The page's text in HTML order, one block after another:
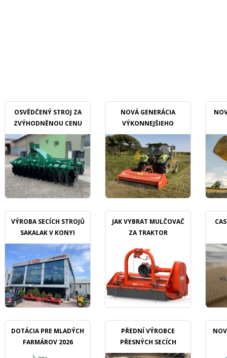
OSVĚDČENÝ STROJ ZA
ZVÝHODNĚNOU CENU
NOVÁ GENERÁCIA
VÝKONNEJŠIEHO
MULČOVAČU
VÝROBA SECÍCH STROJŮ
SAKALAK V KONYI
JAK VYBRAT MULČOVAČ
ZA TRAKTOR
DOTÁCIA PRE MLADÝCH
FARMÁROV 2026
PŘEDNÍ VÝROBCE
PŘESNÝCH SECÍCH
STROJŮ OZDOKEN